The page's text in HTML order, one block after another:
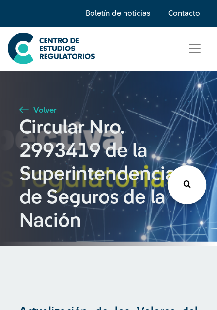
Boletín de noticias Contacto
Búsqueda
Seleccione país
Buscar
Volver
Circular Nro.
2993419 de la
Superintendencia
de Seguros de la
Nación